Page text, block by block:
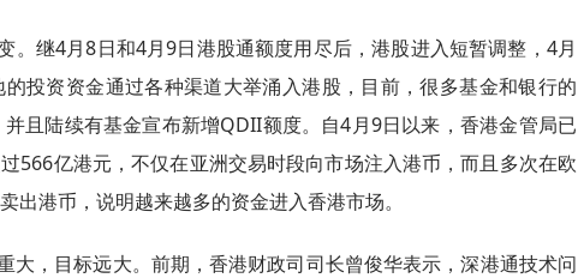
。继4月8日和4月9日港股通额度用尽后，港股进入短暂调整，4月
投资资金通过各种渠道大举涌入港股，目前，很多基金和银行的
且陆续有基金宣布新增QDII额度。自4月9日以来，香港金管局已
566亿港元，不仅在亚洲交易时段向市场注入港币，而且多次在欧
出港币，说明越来越多的资金进入香港市场。
大，目标远大。前期，香港财政司司长曾俊华表示，深港通技术问